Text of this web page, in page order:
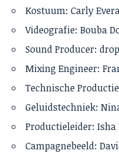
Kostuum: Carly
Videografie: Bouba
Sound Producer:
Mixing Engineer:
Technische
Geluidstechniek:
Productieleider: Isha
Campagnebeeld: